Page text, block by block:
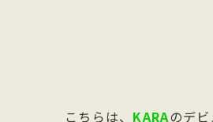
こちらは、 KARAのデ